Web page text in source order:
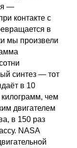
—
контакте с
в
мы произвели
синтез — тот
в 10
чем
двигателем
в 150 раз
NASA